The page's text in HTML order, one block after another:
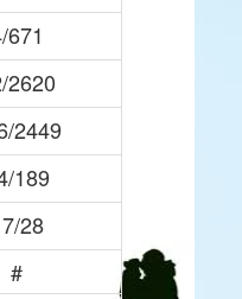
671
2620
2449
189
28
#